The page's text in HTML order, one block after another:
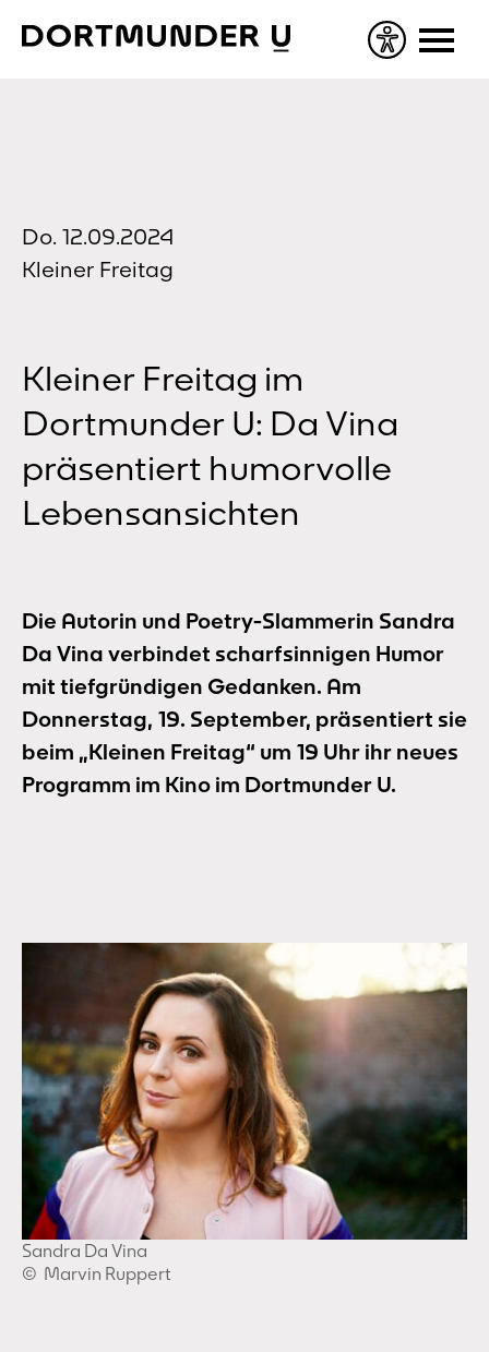
Do. 12.09.2024
Kleiner Freitag
Kleiner Freitag im
Dortmunder U: Da Vina
präsentiert humorvolle
Lebensansichten
Die Autorin und Poetry-Slammerin Sandra
Da Vina verbindet scharfsinnigen Humor
mit tiefgründigen Gedanken. Am
Donnerstag, 19. September, präsentiert sie
beim „Kleinen Freitag“ um 19 Uhr ihr neues
Programm im Kino im Dortmunder U.
Sandra Da Vina
© Marvin Ruppert